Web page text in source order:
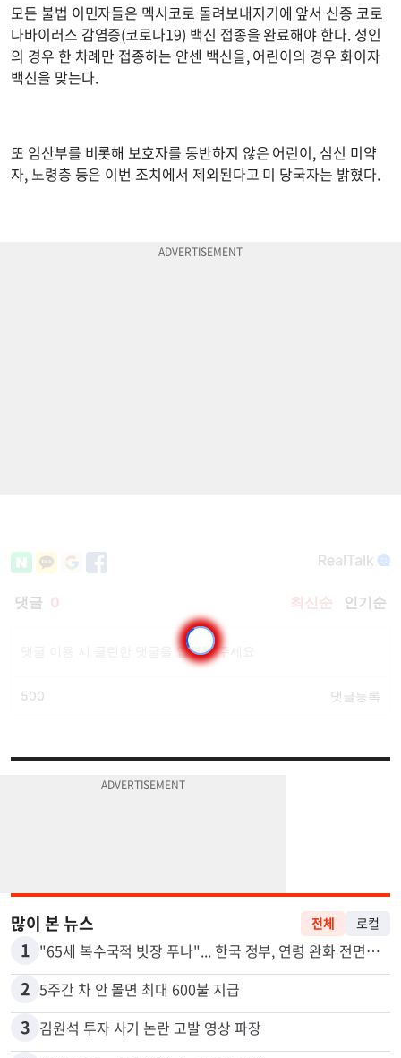
모든 불법 이민자들은 멕시코로 돌려보내지기에 앞서 신종 코로
나바이러스 감염증(코로나19) 백신 접종을 완료해야 한다. 성인
의 경우 한 차례만 접종하는 얀센 백신을, 어린이의 경우 화이자
백신을 맞는다.
또 임산부를 비롯해 보호자를 동반하지 않은 어린이, 심신 미약
자, 노령층 등은 이번 조치에서 제외된다고 미 당국자는 밝혔다.
많이 본 뉴스
1
2 5주간 차 안 몰면 최대 600불 지급